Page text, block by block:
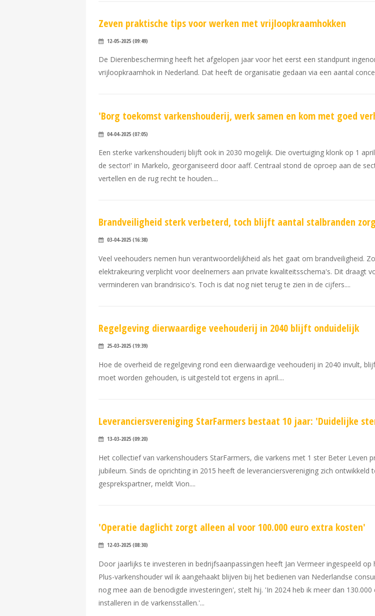
Zeven praktische tips voor werken met vrijloopkraamhokken
12-05-2025 (09:49)
De Dierenbescherming heeft het afgelopen jaar voor het eerst een standpunt
vrijloopkraamhok in Nederland. Dat heeft de organisatie gedaan via een aantal
'Borg toekomst varkenshouderij, werk samen en kom met goed
04-04-2025 (07:05)
Een sterke varkenshouderij blijft ook in 2030 mogelijk. Die overtuiging klonk op 1
de sector!' in Markelo, georganiseerd door aaff. Centraal stond de oproep aan de
vertellen en de rug recht te houden.
Brandveiligheid sterk verbeterd, toch blijft aantal stalbranden
03-04-2025 (16:38)
Veel veehouders nemen hun verantwoordelijkheid als het gaat om brandveiligheid.
elektrakeuring verplicht voor deelnemers aan private kwaliteitsschema's. Dit draagt
verminderen van brandrisico's. Toch is dat nog niet terug te zien in de cijfers.
Regelgeving dierwaardige veehouderij in 2040 blijft onduidelijk
25-03-2025 (19:39)
Hoe de overheid de regelgeving rond een dierwaardige veehouderij in 2040 invult,
moet worden gehouden, is uitgesteld tot ergens in april.
Leveranciersvereniging StarFarmers bestaat 10 jaar: 'Duidelijke
13-03-2025 (09:20)
Het collectief van varkenshouders StarFarmers, die varkens met 1 ster Beter Leven
jubileum. Sinds de oprichting in 2015 heeft de leveranciersvereniging zich
gesprekspartner, meldt Vion.
'Operatie daglicht zorgt alleen al voor 100.000 euro extra kosten'
12-03-2025 (08:30)
Door jaarlijks te investeren in bedrijfsaanpassingen heeft Jan Vermeer ingespeeld
Plus-varkenshouder wil ik aangehaakt blijven bij het bedienen van Nederlandse
nog mee aan de benodigde investeringen', stelt hij. 'In 2024 heb ik meer dan
installeren in de varkensstallen.'